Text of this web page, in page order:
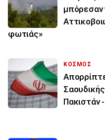
μπόρεσαν
φωτιάς»
ΚΟΣΜΟΣ
Πακιστάν